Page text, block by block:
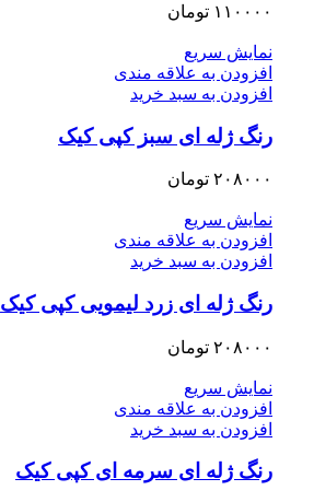
۱۱۰۰۰۰ تومان
نمایش سریع
افزودن به علاقه مندی
افزودن به سبد خرید
رنگ ژله ای سبز کپی کیک
۲۰۸۰۰۰ تومان
نمایش سریع
افزودن به علاقه مندی
افزودن به سبد خرید
رنگ ژله ای زرد لیمویی کپی کیک
۲۰۸۰۰۰ تومان
نمایش سریع
افزودن به علاقه مندی
افزودن به سبد خرید
رنگ ژله ای سرمه ای کپی کیک